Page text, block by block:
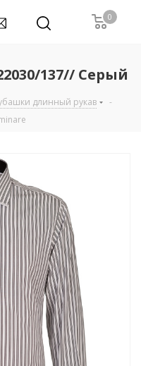
0
137// Серый
длинный рукав
-